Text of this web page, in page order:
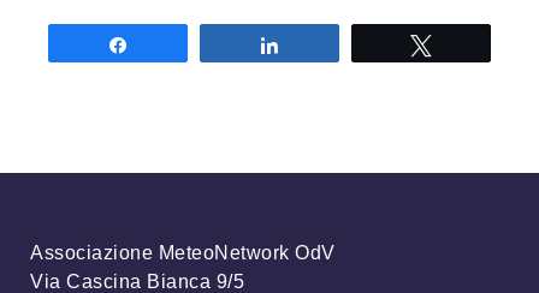
Associazione MeteoNetwork OdV
Via Cascina Bianca 9/5